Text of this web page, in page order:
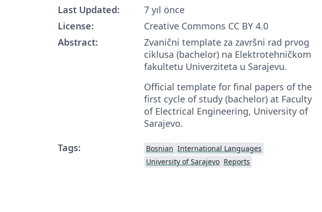
Last Updated:
7 yıl önce
License:
Creative Commons CC BY 4.0
Abstract:
Zvanični template za završni rad prvog
ciklusa (bachelor) na Elektrotehničkom
fakultetu Univerziteta u Sarajevu.
Official template for final papers of the
first cycle of study (bachelor) at Faculty
of Electrical Engineering, University of
Sarajevo.
Tags:
Bosnian International Languages
University of Sarajevo Reports